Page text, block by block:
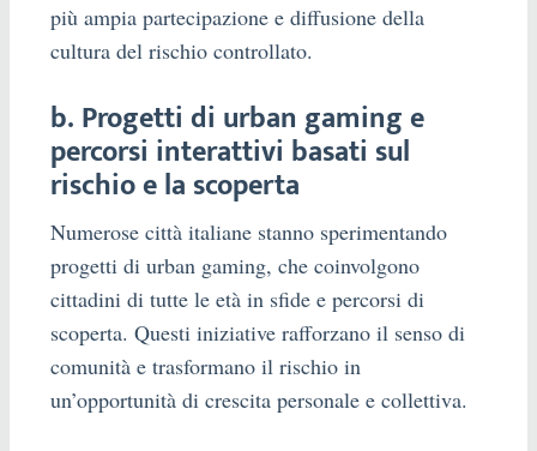
più ampia partecipazione e diffusione della
cultura del rischio controllato.
b. Progetti di urban gaming e
percorsi interattivi basati sul
rischio e la scoperta
Numerose città italiane stanno sperimentando
progetti di urban gaming, che coinvolgono
cittadini di tutte le età in sfide e percorsi di
scoperta. Questi iniziative rafforzano il senso di
comunità e trasformano il rischio in
un’opportunità di crescita personale e collettiva.